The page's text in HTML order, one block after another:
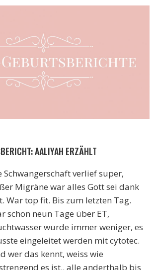
AALIYAH ERZÄHLT
Schwangerschaft verlief super,
Migräne war alles Gott sei dank
War top fit. Bis zum letzten Tag.
schon neun Tage über ET,
wurde immer weniger, es
eingeleitet werden mit cytotec.
wer das kennt, weiss wie
es ist.. alle anderthalb bis